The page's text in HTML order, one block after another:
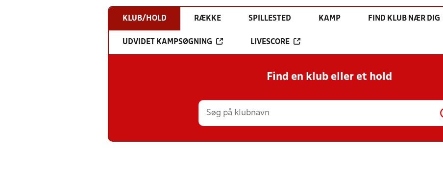
KLUB/HOLD RÆKKE SPILLESTED KAMP FIND KLUB NÆR DIG
UDVIDET KAMPSØGNING LIVESCORE
Find en klub eller et hold